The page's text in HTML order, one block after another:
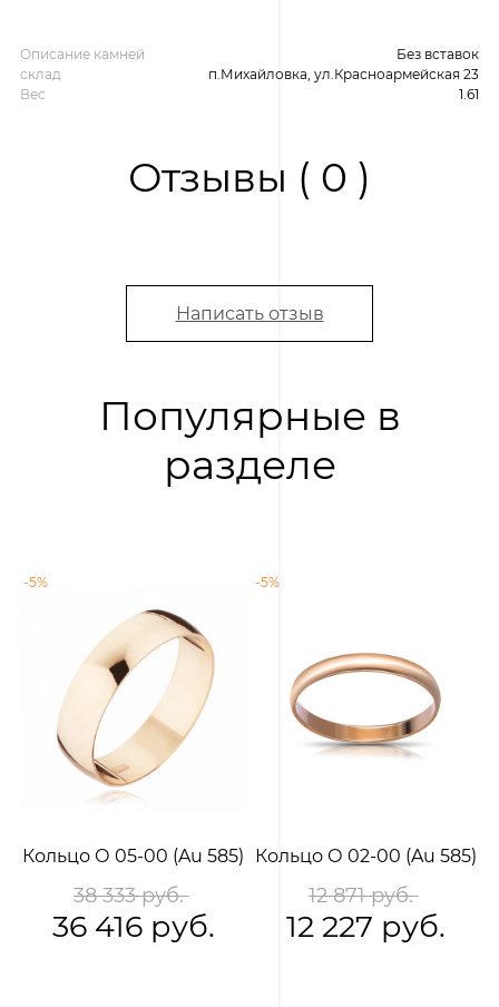
Описание камней
Без вставок
склад
п.Михайловка, ул.Красноармейская 23
Вес
1.61
Отзывы ( 0 )
Написать отзыв
Популярные в
разделе
-5%
Кольцо О 05-00 (Au 585)
38 333 руб.
36 416 руб.
-5%
Кольцо О 02-00 (Au 585)
12 871 руб.
12 227 руб.